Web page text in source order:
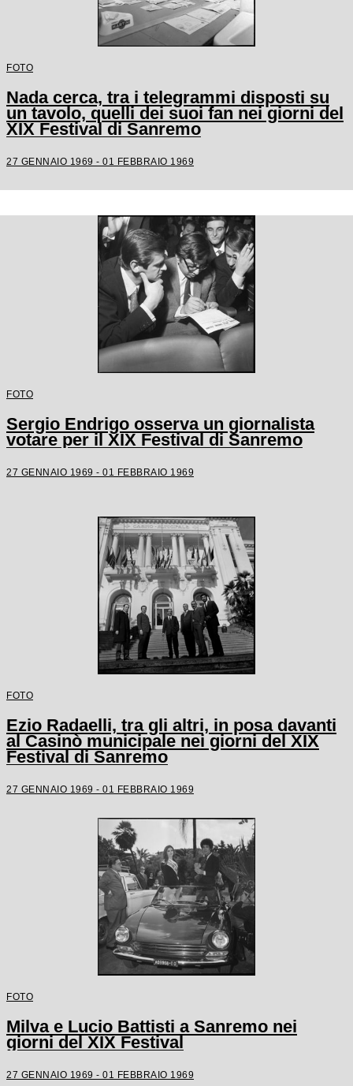
FOTO
Nada cerca, tra i telegrammi disposti su
un tavolo, quelli dei suoi fan nei giorni del
XIX Festival di Sanremo
27 GENNAIO 1969 - 01 FEBBRAIO 1969
FOTO
Sergio Endrigo osserva un giornalista
votare per il XIX Festival di Sanremo
27 GENNAIO 1969 - 01 FEBBRAIO 1969
FOTO
Ezio Radaelli, tra gli altri, in posa davanti
al Casinò municipale nei giorni del XIX
Festival di Sanremo
27 GENNAIO 1969 - 01 FEBBRAIO 1969
FOTO
Milva e Lucio Battisti a Sanremo nei
giorni del XIX Festival
27 GENNAIO 1969 - 01 FEBBRAIO 1969